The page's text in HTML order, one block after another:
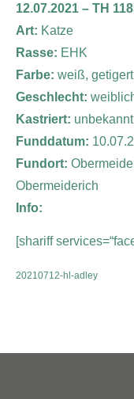
12.07.2021 – TH
Art: Katze
Rasse: EHK
Farbe: weiß, getigert
Geschlecht:
Kastriert: unbekannt
Funddatum:
Fundort:
Obermeiderich
Info:
[shariff
20210712-hl-adley